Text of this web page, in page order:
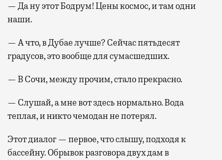
— Да ну этот Бодрум! Цены космос, и там одни
наши.
— А что, в Дубае лучше? Сейчас пятьдесят
градусов, это вообще для сумасшедших.
— В Сочи, между прочим, стало прекрасно.
— Слушай, а мне вот здесь нормально. Вода
теплая, и никто чемодан не потерял.
Этот диалог — первое, что слышу, подходя к
бассейну. Обрывок разговора двух дам в